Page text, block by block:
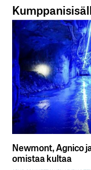
Newmont, Agnico
omistaa kultaa